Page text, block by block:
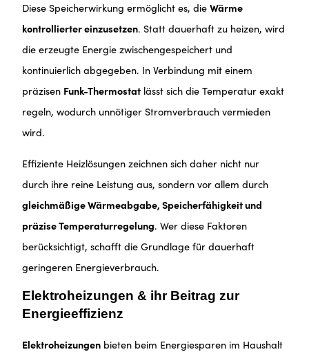
Diese Speicherwirkung ermöglicht es, dieWärme
kontrollierter einzusetzen. Statt dauerhaft zu heizen, wird
die erzeugte Energie zwischengespeichert und
kontinuierlich abgegeben. In Verbindung mit einem
präzisen Funk-Thermostat lässt sich die Temperatur exakt
regeln, wodurch unnötiger Stromverbrauch vermieden
wird.
Effiziente Heizlösungen zeichnen sich daher nicht nur
durch ihre reine Leistung aus, sondern vor allem durch
gleichmäßige Wärmeabgabe, Speicherfähigkeit und
präzise Temperaturregelung. Wer diese Faktoren
berücksichtigt, schafft die Grundlage für dauerhaft
geringeren Energieverbrauch.
Elektroheizungen & ihr Beitrag zur
Energieeffizienz
Elektroheizungen bieten beim Energiesparen im Haushalt